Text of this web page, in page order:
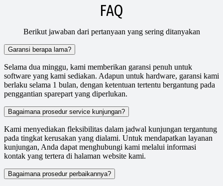
FAQ
Berikut jawaban dari pertanyaan yang sering ditanyakan
Garansi berapa lama?
Selama dua minggu, kami memberikan garansi penuh untuk
software yang kami sediakan. Adapun untuk hardware, garansi kami
berlaku selama 1 bulan, dengan ketentuan tertentu bergantung pada
penggantian sparepart yang diperlukan.
Bagaimana prosedur service kunjungan?
Kami menyediakan fleksibilitas dalam jadwal kunjungan tergantung
pada tingkat kerusakan yang dialami. Untuk mendapatkan layanan
kunjungan, Anda dapat menghubungi kami melalui informasi
kontak yang tertera di halaman website kami.
Bagaimana prosedur perbaikannya?